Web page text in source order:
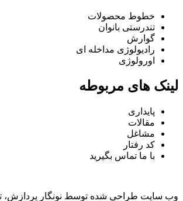
خطوط محصولات
تندرستی بانوان
گوارش
رادیولوژی مداخله ای
اورولوژی
لینک های مربوطه
پایداری
مقالات
مشاغل
کد رفتار
با ما تماس بگیرید
وب سایت طراحی شده توسط نونگار پردازش،